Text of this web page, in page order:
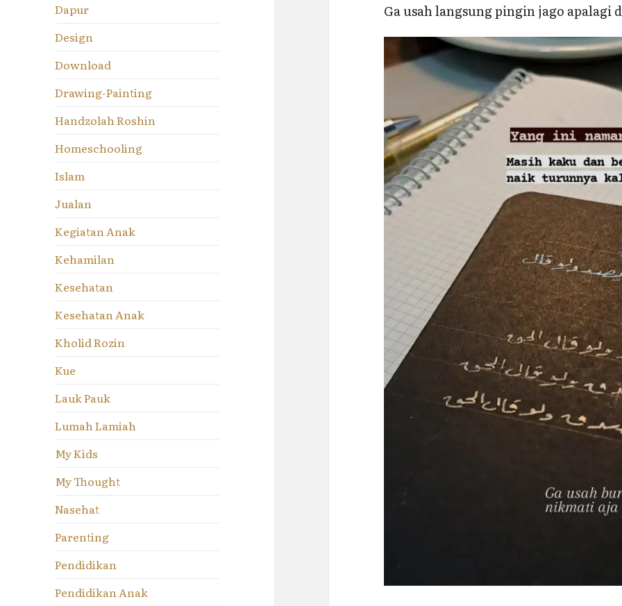
Dapur
Design
Download
Drawing-Painting
Handzolah Roshin
Homeschooling
Islam
Jualan
Kegiatan Anak
Kehamilan
Kesehatan
Kesehatan Anak
Kholid Rozin
Kue
Lauk Pauk
Lumah Lamiah
My Kids
My Thought
Nasehat
Parenting
Pendidikan
Pendidikan Anak
Ga usah langsung pingin jago apalagi